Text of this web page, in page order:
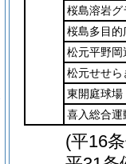
桜島溶岩グ
桜島多目的
松元平野岡
松元せせら
東開庭球場
喜入総合運
(平16